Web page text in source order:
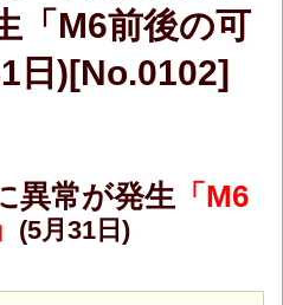
「M6前後の可
日)[No.0102]
異常が発生「M6
(5月31日)